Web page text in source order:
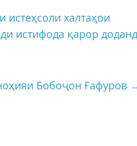
халтаҳои
истифода қарор доданд
Бобоҷон Ғафуров